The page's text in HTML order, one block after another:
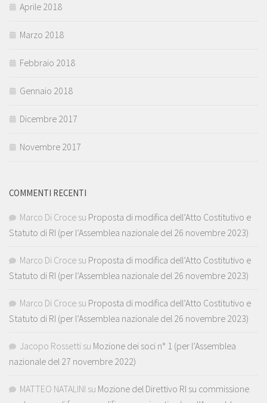
Aprile 2018
Marzo 2018
Febbraio 2018
Gennaio 2018
Dicembre 2017
Novembre 2017
COMMENTI RECENTI
Marco Di Croce su Proposta di modifica dell’Atto Costitutivo e
Statuto di RI (per l’Assemblea nazionale del 26 novembre 2023)
Marco Di Croce su Proposta di modifica dell’Atto Costitutivo e
Statuto di RI (per l’Assemblea nazionale del 26 novembre 2023)
Marco Di Croce su Proposta di modifica dell’Atto Costitutivo e
Statuto di RI (per l’Assemblea nazionale del 26 novembre 2023)
Jacopo Rossetti su Mozione dei soci n° 1 (per l’Assemblea
nazionale del 27 novembre 2022)
MATTEO NATALINI su Mozione del Direttivo RI su commissione